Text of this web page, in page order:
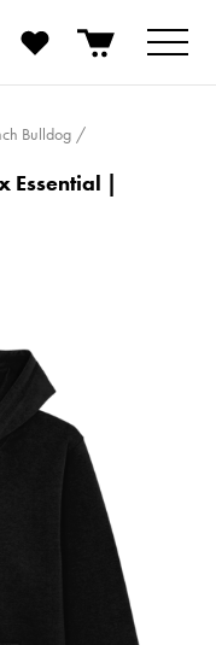
Bulldog
Essential |